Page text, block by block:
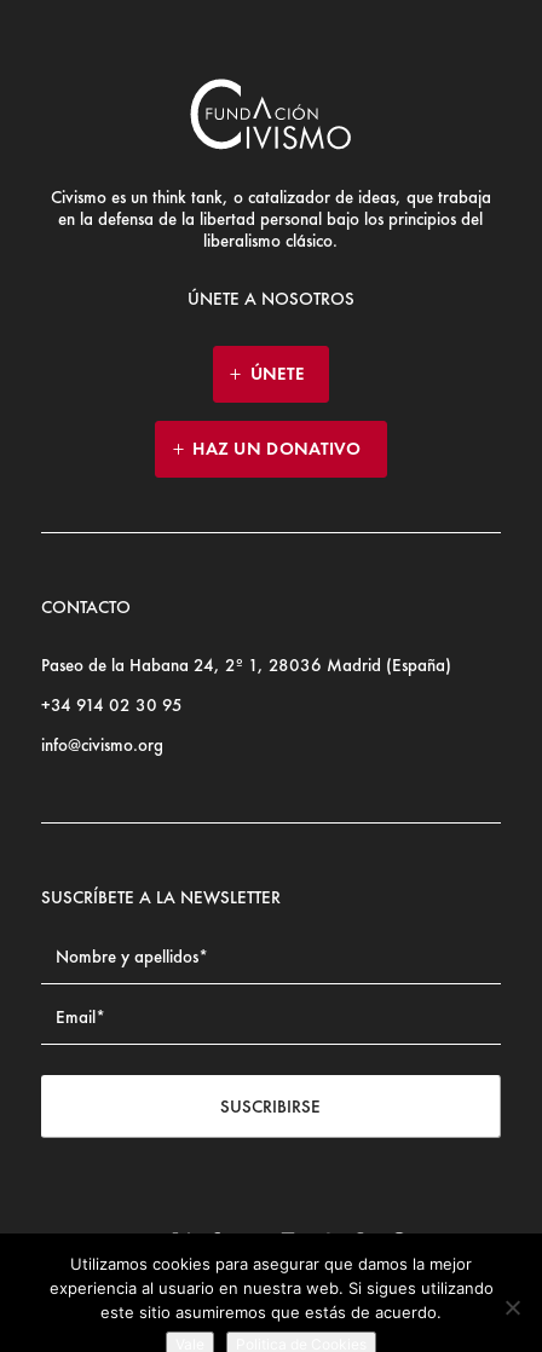
Civismo es un think tank, o catalizador de ideas, que trabaja
en la defensa de la libertad personal bajo los principios del
liberalismo clásico.
ÚNETE A NOSOTROS
ÚNETE
HAZ UN DONATIVO
CONTACTO
Paseo de la Habana 24, 2º 1, 28036 Madrid (España)
+34 914 02 30 95
info@civismo.org
SUSCRÍBETE A LA NEWSLETTER
SUSCRIBIRSE
Contacto | Aviso legal | Política de privacidad | Política de
Cookies
© Fundación Civismo 2025
Utilizamos cookies para asegurar que damos la mejor
experiencia al usuario en nuestra web. Si sigues utilizando
este sitio asumiremos que estás de acuerdo.